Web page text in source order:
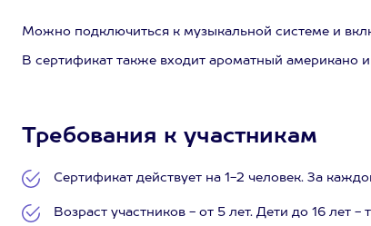
Можно подключиться к музыкальной системе и
В сертификат также входит ароматный американо и
Требования к участникам
Сертификат действует на 1-2 человек. За
Возраст участников - от 5 лет. Дети до 16 лет